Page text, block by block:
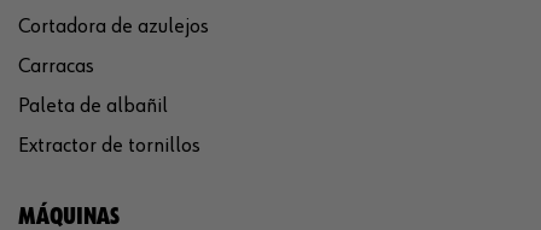
Cortadora de azulejos
Carracas
Paleta de albañil
Extractor de tornillos
MÁQUINAS